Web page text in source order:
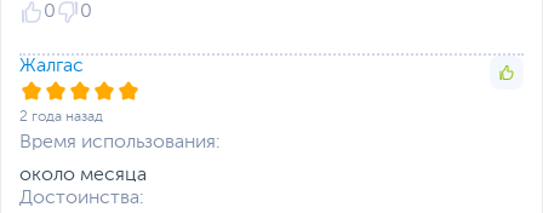
Paper «Everyday Use»
0
0
Жалгас
2 года назад
Время использования:
около месяца
Достоинства: